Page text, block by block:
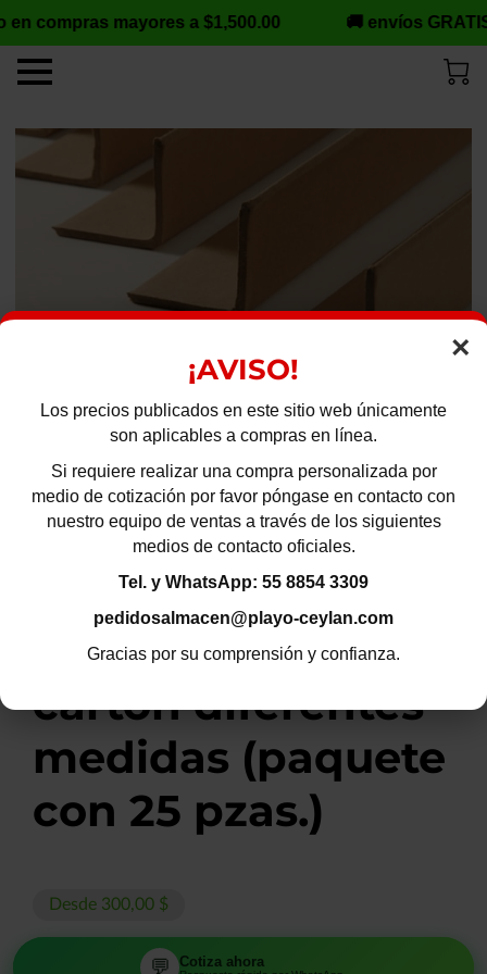
💬 Cotiza ahora
💬 Cotiza ahora
×
¡AVISO!
Los precios publicados en este sitio web únicamente
son aplicables a compras en línea.
Si requiere realizar una compra personalizada por
medio de cotización por favor póngase en contacto con
nuestro equipo de ventas a través de los siguientes
medios de contacto oficiales.
Tel. y WhatsApp: 55 8854 3309
pedidosalmacen@playo-ceylan.com
Gracias por su comprensión y confianza.
compras mayores a $1,500.00 🚚 envíos
Esquineros de
cartón diferentes
medidas (paquete
con 25 pzas.)
Desde 300,00 $
MEDIDAS DISPONIBLES: